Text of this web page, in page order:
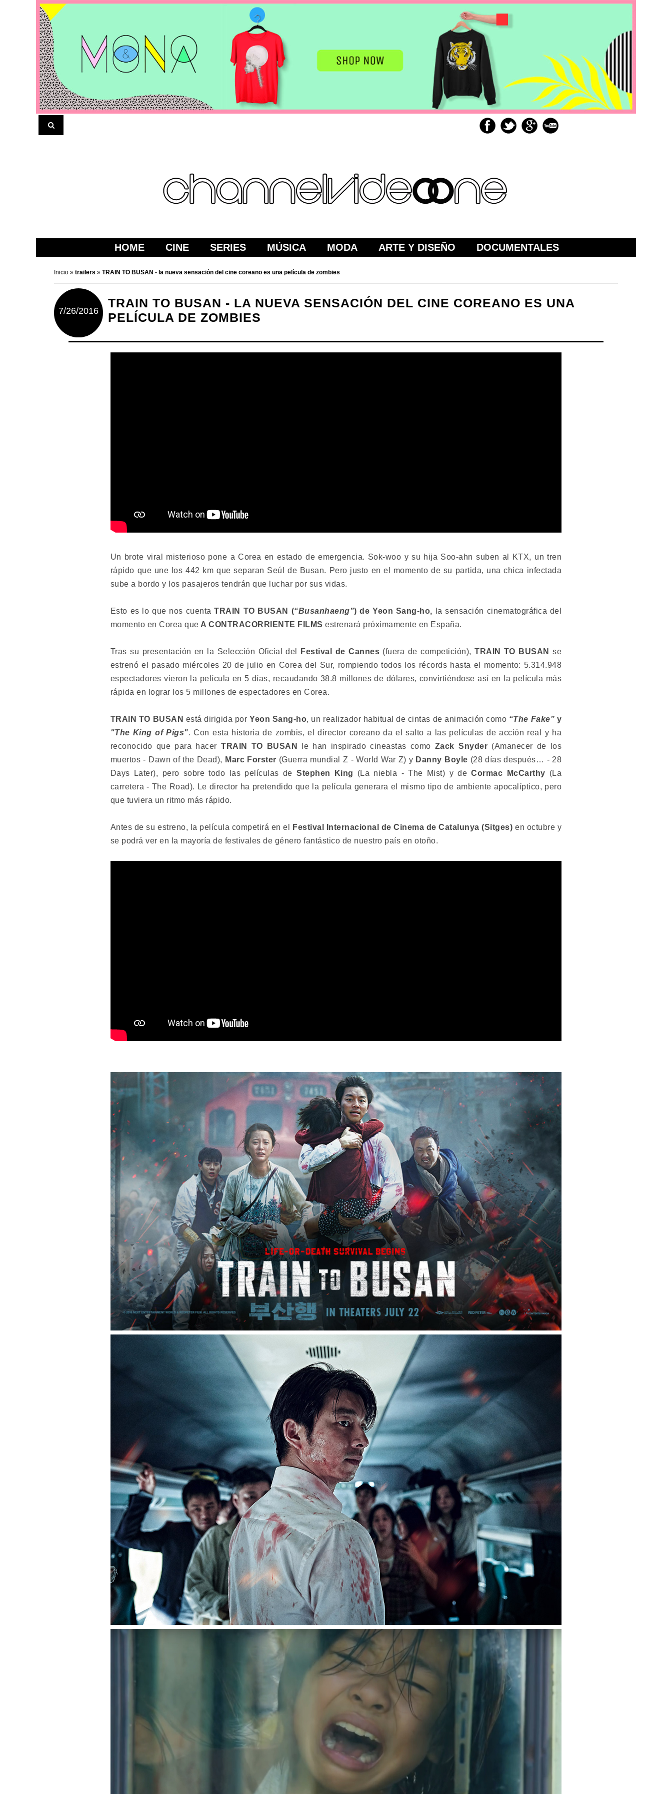
HOME CINE SERIES MÚSICA MODA ARTE Y DISEÑO DOCUMENTALES
Inicio » trailers » TRAIN TO BUSAN - la nueva sensación del cine coreano es una película de zombies
7/26/2016
TRAIN TO BUSAN - LA NUEVA SENSACIÓN DEL CINE COREANO ES UNA
PELÍCULA DE ZOMBIES
Un brote viral misterioso pone a Corea en estado de emergencia. Sok-woo y su hija Soo-ahn suben al KTX, un tren
rápido que une los 442 km que separan Seúl de Busan. Pero justo en el momento de su partida, una chica infectada
sube a bordo y los pasajeros tendrán que luchar por sus vidas.
Esto es lo que nos cuenta TRAIN TO BUSAN (“Busanhaeng”) deYeon Sang-ho,
la sensación cinematográfica del
momento en Corea que A CONTRACORRIENTE FILMS estrenará próximamente en España.
Tras su presentación en la Selección Oficial del Festival de Cannes (fuera de competición),TRAIN TO BUSAN se
estrenó el pasado miércoles 20 de julio en Corea del Sur, rompiendo todos los récords hasta el momento: 5.314.948
espectadores vieron la película en 5 días, recaudando 38.8 millones de dólares, convirtiéndose así en la película más
rápida en lograr los 5 millones de espectadores en Corea.
TRAIN TO BUSAN está dirigida porYeon Sang-ho, un realizador habitual de cintas de animación como “The Fake” y
"The King of Pigs".Con esta historia de zombis, el director coreano da el salto a las películas de acción real y ha
reconocido que para hacer TRAIN TO BUSAN le han inspirado cineastas como Zack Snyder (Amanecer de los
muertos - Dawn of the Dead), Marc Forster (Guerra mundial Z - World War Z) y Danny Boyle (28 días después… - 28
Days Later), pero sobre todo las películas deStephen King (La niebla - The Mist) y deCormac McCarthy (La
carretera - The Road). Le director ha pretendido que la película generara el mismo tipo de ambiente apocalíptico, pero
que tuviera un ritmo más rápido.
Antes de su estreno, la película competirá en el Festival Internacional de Cinema de Catalunya (Sitges) en octubre y
se podrá ver en la mayoría de festivales de género fantástico de nuestro país en otoño.